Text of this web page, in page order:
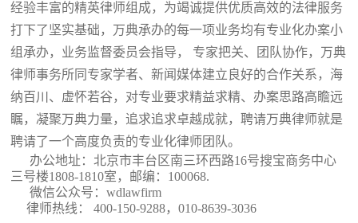
经验丰富的精英律师组成，为竭诚提供优质高效的法律服务
打下了坚实基础，万典承办的每一项业务均有专业化办案小
组承办，业务监督委员会指导， 专家把关、团队协作，万典
律师事务所同专家学者、新闻媒体建立良好的合作关系，海
纳百川、虚怀若谷，对专业要求精益求精、办案思路高瞻远
瞩，凝聚万典力量，追求追求卓越成就，聘请万典律师就是
聘请了一个高度负责的专业化律师团队。
办公地址：北京市丰台区南三环西路16号搜宝商务中心
三号楼1808-1810室 ，邮编：100068.
微信公众号：wdlawfirm
律师热线： 400-150-9288，010-8639-3036